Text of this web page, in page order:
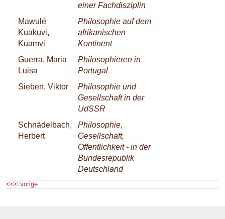
einer Fachdisziplin
Mawulé
Kuakuvi,
Kuamvi
Philosophie auf dem
afrikanischen
Kontinent
Guerra, Maria
Luisa
Philosophieren in
Portugal
Sieben, Viktor
Philosophie und
Gesellschaft in der
UdSSR
Schnädelbach,
Herbert
Philosophie,
Gesellschaft,
Öffentlichkeit - in der
Bundesrepublik
Deutschland
<<< vorige